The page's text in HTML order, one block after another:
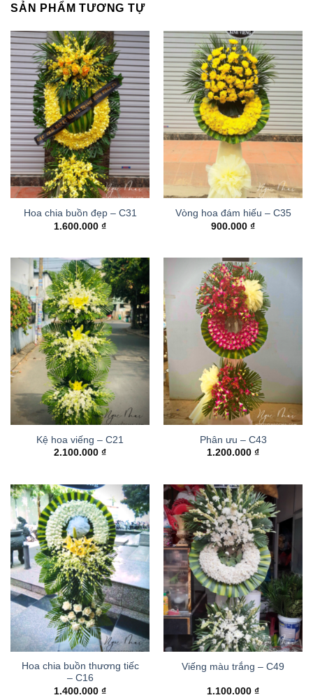
SẢN PHẨM TƯƠNG TỰ
Hoa chia buồn đẹp – C31
1.600.000 ₫
Vòng hoa đám hiếu – C35
900.000 ₫
Kệ hoa viếng – C21
2.100.000 ₫
Phân ưu – C43
1.200.000 ₫
Hoa chia buồn thương tiếc
– C16
1.400.000 ₫
Viếng màu trắng – C49
1.100.000 ₫